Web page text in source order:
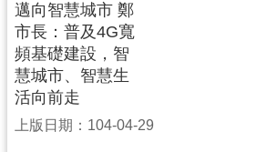
邁向智慧城市 鄭
市長：普及4G寬
頻基礎建設，智
慧城市、智慧生
活向前走
上版日期：104-04-29